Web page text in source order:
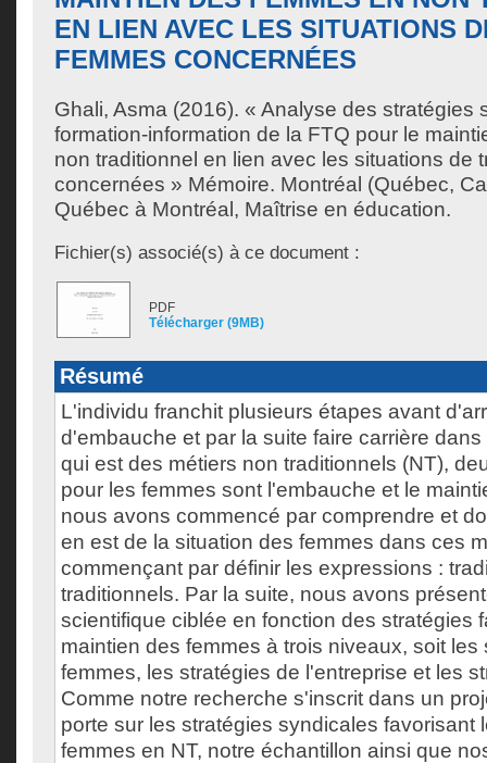
EN LIEN AVEC LES SITUATIONS
FEMMES CONCERNÉES
Ghali, Asma (2016). « Analyse des stratégies
formation-information de la FTQ pour le
non traditionnel en lien avec les situations de
concernées » Mémoire. Montréal (Québec,
Québec à Montréal, Maîtrise en éducation.
Fichier(s) associé(s) à ce document :
PDF
Télécharger (9MB)
Résumé
L'individu franchit plusieurs étapes avant
d'embauche et par la suite faire carrière
qui est des métiers non traditionnels (NT),
pour les femmes sont l'embauche et le
nous avons commencé par comprendre et
en est de la situation des femmes dans ces
commençant par définir les expressions :
traditionnels. Par la suite, nous avons
scientifique ciblée en fonction des stratégies
maintien des femmes à trois niveaux, soit les
femmes, les stratégies de l'entreprise et les
Comme notre recherche s'inscrit dans un
porte sur les stratégies syndicales favorisant
femmes en NT, notre échantillon ainsi que